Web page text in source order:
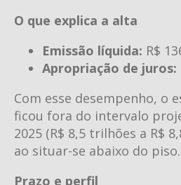
O que explica a alta
Emissão líquida: R$
Apropriação de juros:
Com esse desempenho, o
ficou fora do intervalo
2025 (R$ 8,5 trilhões a R$
ao situar-se abaixo do piso.
Prazo e perfil